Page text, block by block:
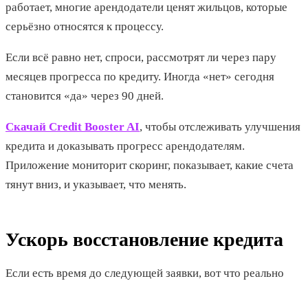
работает, многие арендодатели ценят жильцов, которые
серьёзно относятся к процессу.
Если всё равно нет, спроси, рассмотрят ли через пару
месяцев прогресса по кредиту. Иногда «нет» сегодня
становится «да» через 90 дней.
Скачай Credit Booster AI, чтобы отслеживать улучшения
кредита и доказывать прогресс арендодателям.
Приложение мониторит скоринг, показывает, какие счета
тянут вниз, и указывает, что менять.
Ускорь восстановление кредита
Если есть время до следующей заявки, вот что реально